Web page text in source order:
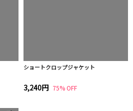
ショートクロップジャケット
3,240円 75% OFF